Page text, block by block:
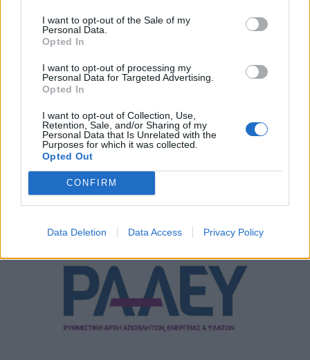
I want to opt-out of the Sale of my
Personal Data.
Opted In
I want to opt-out of processing my
Personal Data for Targeted Advertising.
Opted In
I want to opt-out of Collection, Use,
Retention, Sale, and/or Sharing of my
Personal Data that Is Unrelated with the
Purposes for which it was collected.
Opted Out
CONFIRM
Data Deletion Data Access Privacy Policy
Πρόσκληση για εκδήλωση
ενδιαφέροντος υποψήφιων
προμηθευτή τελευταίου καταφυγίου
Φυσικού Αερίου
ΣΥΜΒΑΤΙΚΕΣ ΠΗΓΕΣ
11/02/2026 - 15:31